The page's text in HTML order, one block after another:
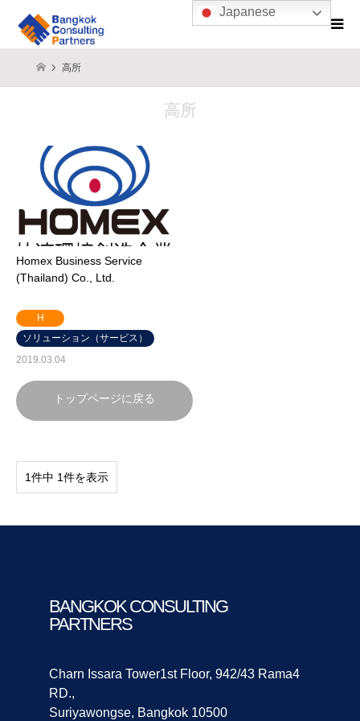
高所
高所
Homex Business Service
(Thailand) Co., Ltd.
H
ソリューション（サービス）
2019.03.04
トップページに戻る
1件中 1件を表示
BANGKOK CONSULTING
PARTNERS
Charn Issara Tower1st Floor, 942/43 Rama4
RD.,
Suriyawongse, Bangkok 10500
Japanese